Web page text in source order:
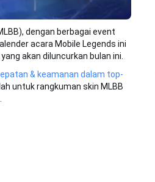
dengan berbagai event
acara Mobile Legends ini
akan diluncurkan bulan ini.
& keamanan dalam top-
untuk rangkuman skin MLBB